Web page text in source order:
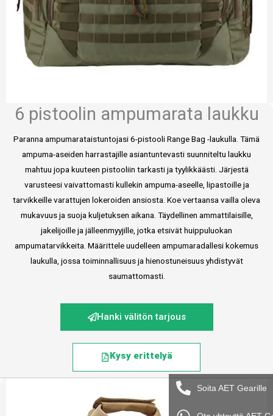
6 pistoolin ampumarata laukku
Paranna ampumarataistuntojasi 6-pistooli Range Bag -laukulla. Tämä
ampuma-aseiden harrastajille asiantuntevasti suunniteltu laukku
mahtuu jopa kuuteen pistooliin tarkasti ja tyylikkäästi. Järjestä
varusteesi vaivattomasti kullekin ampuma-aseelle, lipastoille ja
tarvikkeille varattujen lokeroiden ansiosta. Koe vertaansa vailla oleva
mukavuus ja suoja kuljetuksen aikana. Täydellinen ammattilaisille,
jakelijoille ja jälleenmyyjille, jotka etsivät huippuluokan
ampumatarvikkeita. Määrittele uudelleen ampumaradallesi kokemus
laukulla, jossa toiminnallisuus ja hienostuneisuus yhdistyvät
saumattomasti.
Hanki välitön tarjous
Kysy erittelyä
Soita AET Gearille